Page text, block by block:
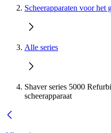
Scheerapparaten voor het
Alle series
Shaver series 5000
scheerapparaat